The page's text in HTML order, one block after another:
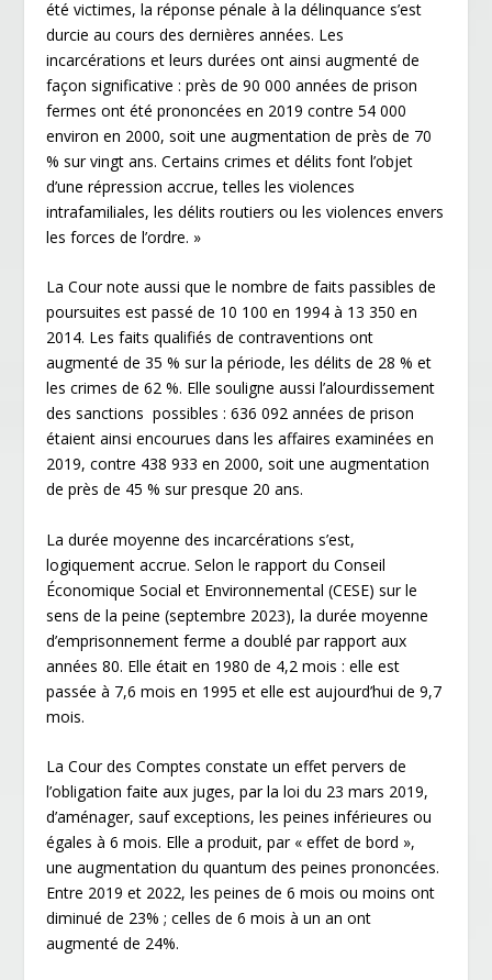
été victimes, la réponse pénale à la délinquance s’est
durcie au cours des dernières années. Les
incarcérations et leurs durées ont ainsi augmenté de
façon significative : près de 90 000 années de prison
fermes ont été prononcées en 2019 contre 54 000
environ en 2000, soit une augmentation de près de 70
% sur vingt ans. Certains crimes et délits font l’objet
d’une répression accrue, telles les violences
intrafamiliales, les délits routiers ou les violences envers
les forces de l’ordre. »
La Cour note aussi que le nombre de faits passibles de
poursuites est passé de 10 100 en 1994 à 13 350 en
2014. Les faits qualifiés de contraventions ont
augmenté de 35 % sur la période, les délits de 28 % et
les crimes de 62 %. Elle souligne aussi l’alourdissement
des sanctions possibles : 636 092 années de prison
étaient ainsi encourues dans les affaires examinées en
2019, contre 438 933 en 2000, soit une augmentation
de près de 45 % sur presque 20 ans.
La durée moyenne des incarcérations s’est,
logiquement accrue. Selon le rapport du Conseil
Économique Social et Environnemental (CESE) sur le
sens de la peine (septembre 2023), la durée moyenne
d’emprisonnement ferme a doublé par rapport aux
années 80. Elle était en 1980 de 4,2 mois : elle est
passée à 7,6 mois en 1995 et elle est aujourd’hui de 9,7
mois.
La Cour des Comptes constate un effet pervers de
l’obligation faite aux juges, par la loi du 23 mars 2019,
d’aménager, sauf exceptions, les peines inférieures ou
égales à 6 mois. Elle a produit, par « effet de bord »,
une augmentation du quantum des peines prononcées.
Entre 2019 et 2022, les peines de 6 mois ou moins ont
diminué de 23% ; celles de 6 mois à un an ont
augmenté de 24%.